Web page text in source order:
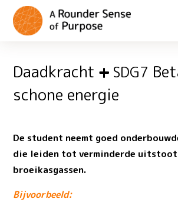
Daadkracht SDG7
schone energie
De student neemt goed
die leiden tot verminderde uitstoot
broeikasgassen.
Bijvoorbeeld: